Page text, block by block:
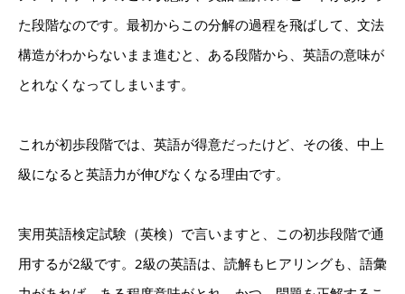
た段階なのです。最初からこの分解の過程を飛ばして、文法
構造がわからないまま進むと、ある段階から、英語の意味が
とれなくなってしまいます。
これが初歩段階では、英語が得意だったけど、その後、中上
級になると英語力が伸びなくなる理由です。
実用英語検定試験（英検）で言いますと、この初歩段階で通
用するが2級です。2級の英語は、読解もヒアリングも、語彙